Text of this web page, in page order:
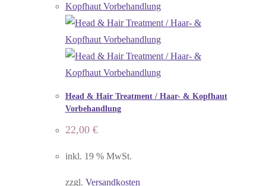
Head & Hair Treatment / Haar- & Kopfhaut
Vorbehandlung
22,00 €
inkl. 19 % MwSt.
zzgl. Versandkosten